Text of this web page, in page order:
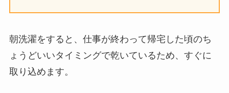
朝洗濯をすると、仕事が終わって帰宅した頃のち
ょうどいいタイミングで乾いているため、すぐに
取り込めます。